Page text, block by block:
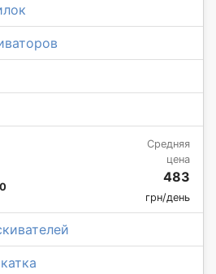
Средняя
цена
483
грн/день